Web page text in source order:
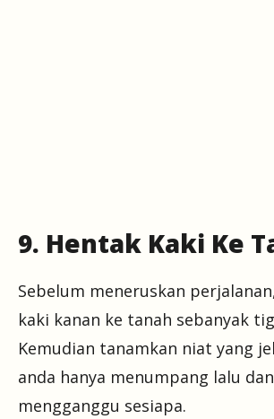
9. Hentak Kaki Ke
Sebelum meneruskan
kaki kanan ke tanah sebanyak
Kemudian tanamkan niat yang
anda hanya menumpang lalu
mengganggu sesiapa.